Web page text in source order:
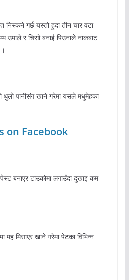
निस्कने गर्छ यस्तो हुदा तीन चार वटा
उमाले र चिसो बनाई पिउनाले नाकबाट
धुलो पानीसंग खाने गरेमा यसले मधुमेहका
on Facebook
बनाएर टाउकोमा लगाउँदा दुखाइ कम
मह मिसाएर खाने गरेमा पेटका विभिन्न